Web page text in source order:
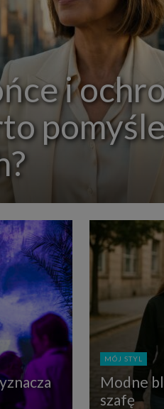
i
MÓJ STYL
Modne
szafę